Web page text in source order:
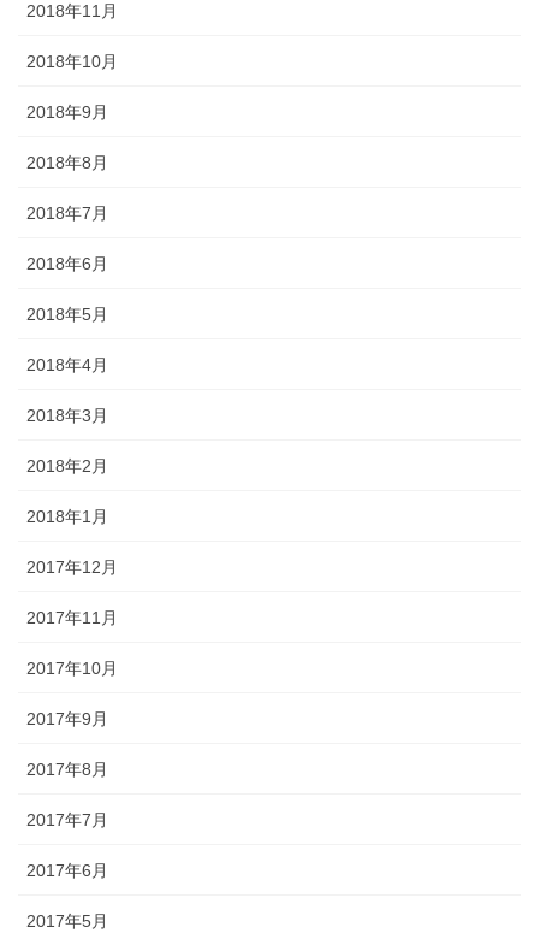
2018年11月
2018年10月
2018年9月
2018年8月
2018年7月
2018年6月
2018年5月
2018年4月
2018年3月
2018年2月
2018年1月
2017年12月
2017年11月
2017年10月
2017年9月
2017年8月
2017年7月
2017年6月
2017年5月